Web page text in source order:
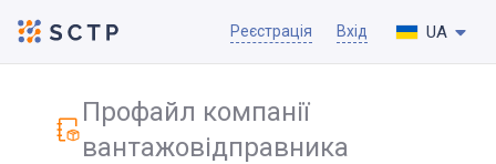
Реєстрація Вхід UA
Профайл компанії
вантажовідправника